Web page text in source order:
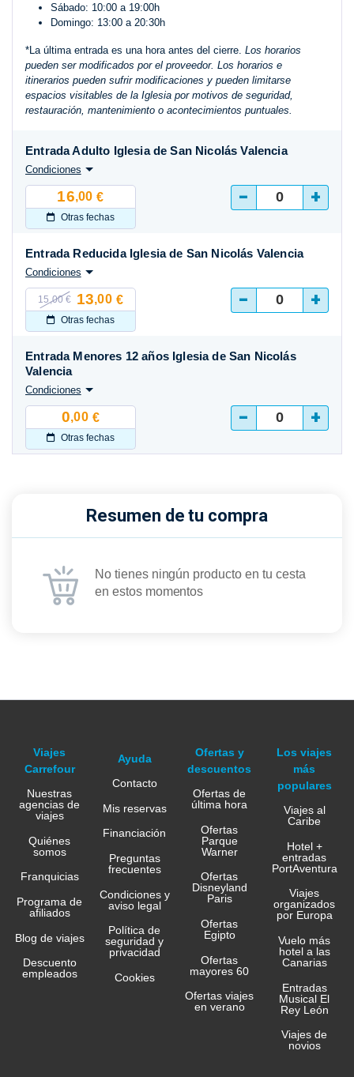
Sábado: 10:00 a 19:00h
Domingo: 13:00 a 20:30h
*La última entrada es una hora antes del cierre. Los horarios
pueden ser modificados por el proveedor. Los horarios e
itinerarios pueden sufrir modificaciones y pueden limitarse
espacios visitables de la Iglesia por motivos de seguridad,
restauración, mantenimiento o acontecimientos puntuales.
16,00 €
Otras fechas
Entrada Adulto Iglesia de San Nicolás Valencia
Condiciones
- +
15,00 € 13,00 €
Otras fechas
Entrada Reducida Iglesia de San Nicolás Valencia
Condiciones
- +
0,00 €
Otras fechas
Entrada Menores 12 años Iglesia de San Nicolás
Valencia
Condiciones
- +
Resumen de tu compra
No tienes ningún producto en tu cesta
en estos momentos
Viajes
Carrefour
Nuestras
agencias de
viajes
Quiénes
somos
Franquicias
Programa de
afiliados
Blog de viajes
Descuento
empleados
Ayuda
Contacto
Mis reservas
Financiación
Preguntas
frecuentes
Condiciones y
aviso legal
Política de
seguridad y
privacidad
Cookies
Ofertas y
descuentos
Ofertas de
última hora
Ofertas
Parque
Warner
Ofertas
Disneyland
Paris
Ofertas
Egipto
Ofertas
mayores 60
Ofertas viajes
en verano
Los viajes
más
populares
Viajes al
Caribe
Hotel +
entradas
PortAventura
Viajes
organizados
por Europa
Vuelo más
hotel a las
Canarias
Entradas
Musical El
Rey León
Viajes de
novios